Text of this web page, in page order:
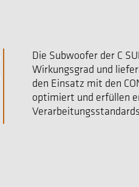
Die Subwoofer der C
Wirkungsgrad und
den Einsatz mit den
optimiert und erfüllen